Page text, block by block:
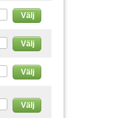
Välj
Välj
Välj
Välj